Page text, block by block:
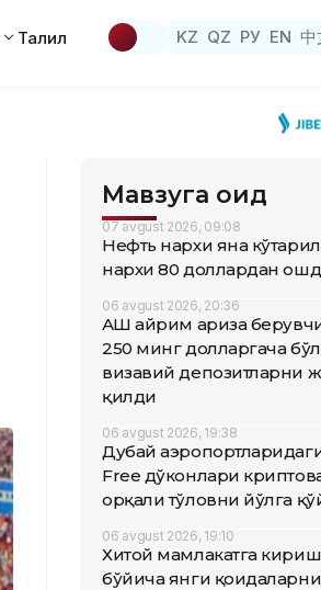
Таҳлил KZ QZ РУ EN 中
Мавзуга оид
07 avgust 2026, 09:08
Нефть нархи яна
нархи 80 доллардан
06 avgust 2026, 20:36
АҚШ айрим ариза
250 минг долларгача
визавий депозитларни
қилди
06 avgust 2026, 19:38
Дубай
Free дўконлари
орқали тўловни йўлга
06 avgust 2026, 19:10
Хитой мамлакатга
бўйича янги